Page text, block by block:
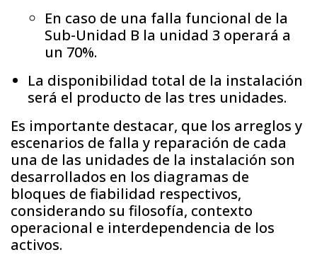
En caso de una falla funcional de la
Sub-Unidad B la unidad 3 operará a
un 70%.
La disponibilidad total de la instalación
será el producto de las tres unidades.
Es importante destacar, que los arreglos y
escenarios de falla y reparación de cada
una de las unidades de la instalación son
desarrollados en los diagramas de
bloques de fiabilidad respectivos,
considerando su filosofía, contexto
operacional e interdependencia de los
activos.